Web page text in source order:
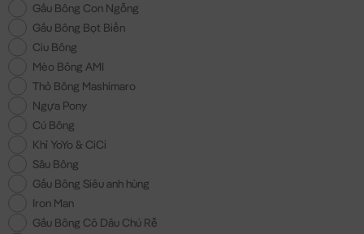
Gấu Bông Con Ngỗng
Gấu Bông Bọt Biển
Ciu Bông
Mèo Bông AMI
Thỏ Bông Mashimaro
Ngựa Pony
Cú Bông
Khỉ YoYo & CiCi
Sâu Bông
Gấu Bông Siêu anh hùng
Iron Man
Gấu Bông Cô Dâu Chú Rễ